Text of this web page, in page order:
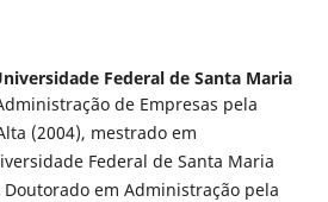
Federal de Santa Maria
de Empresas pela
(2004), mestrado em
Federal de Santa Maria
em Administração pela